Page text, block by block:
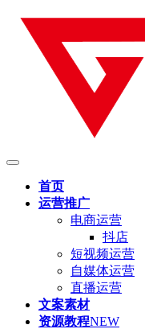
首页
运营推广
电商运营
抖店
短视频运营
自媒体运营
直播运营
文案素材
资源教程NEW